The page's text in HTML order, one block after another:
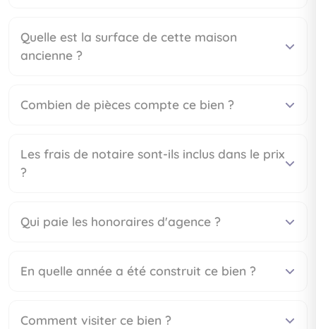
Quelle est la surface de cette maison
ancienne ?
Combien de pièces compte ce bien ?
Les frais de notaire sont-ils inclus dans le prix
?
Qui paie les honoraires d'agence ?
En quelle année a été construit ce bien ?
Comment visiter ce bien ?